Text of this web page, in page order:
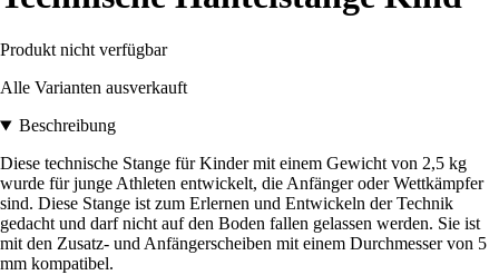
Produkt nicht verfügbar
Alle Varianten ausverkauft
Beschreibung
Diese technische Stange für Kinder mit einem Gewicht von 2,5 kg
wurde für junge Athleten entwickelt, die Anfänger oder Wettkämpfer
sind. Diese Stange ist zum Erlernen und Entwickeln der Technik
gedacht und darf nicht auf den Boden fallen gelassen werden. Sie ist
mit den Zusatz- und Anfängerscheiben mit einem Durchmesser von 5
mm kompatibel.